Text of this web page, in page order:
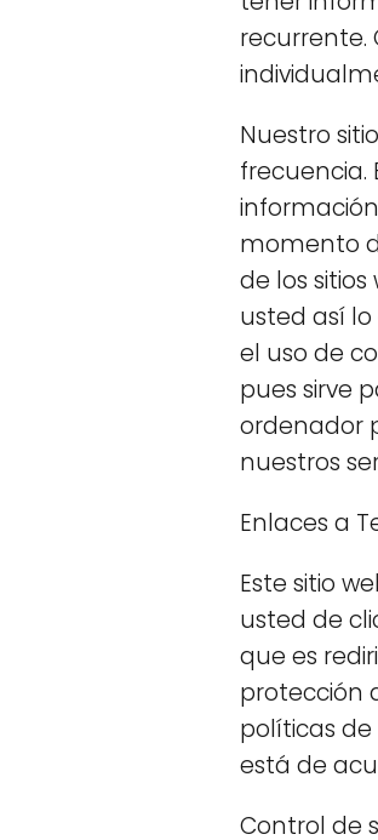
recurrente.
Nuestro
frecuencia.
momento
de los
usted así
el uso de
pues sirve
ordenador
nuestros
Enlaces a
Este sitio
usted de
que es
protección
políticas
está de
Control de